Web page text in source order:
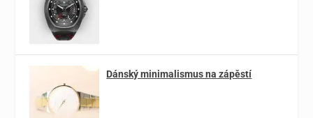
Dánský minimalismus na zápěstí